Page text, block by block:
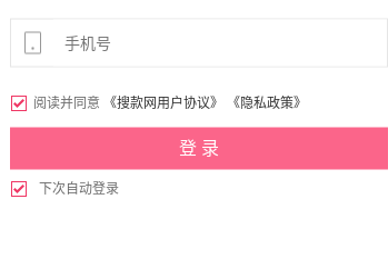
 阅读并同意 《搜款网用户协议》 《隐私政策》
 下次自动登录